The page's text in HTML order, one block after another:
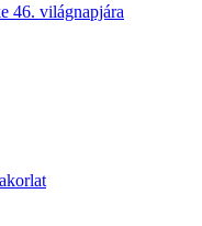
46. világnapjára